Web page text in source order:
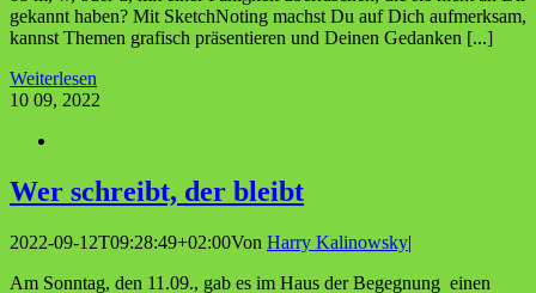
gekannt haben? Mit SketchNoting machst Du auf Dich aufmerksam,
kannst Themen grafisch präsentieren und Deinen Gedanken [...]
Weiterlesen
10 09, 2022
Wer schreibt, der bleibt
2022-09-12T09:28:49+02:00Von Harry Kalinowsky|
Am Sonntag, den 11.09., gab es im Haus der Begegnung einen